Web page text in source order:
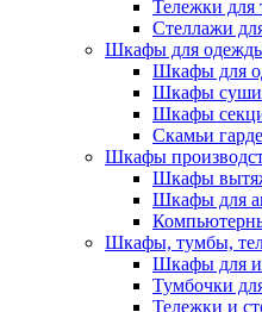
Тележки
Стеллажи
Шкафы для
Шкафы для
Шкафы
Шкафы
Скамьи
Шкафы
Шкафы
Шкафы для
Шкафы, тумбы,
Шкафы для
Тумбочки
Тележки и